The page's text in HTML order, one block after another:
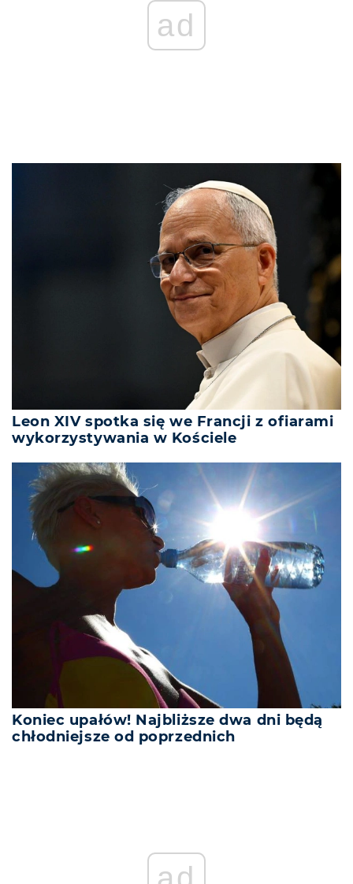
ad
Leon XIV spotka się we Francji z ofiarami
wykorzystywania w Kościele
Koniec upałów! Najbliższe dwa dni będą
chłodniejsze od poprzednich